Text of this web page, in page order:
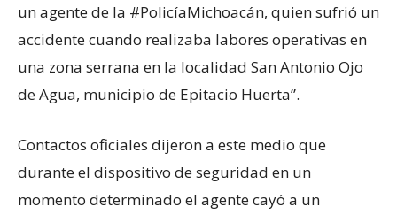
un agente de la #PolicíaMichoacán, quien sufrió un
accidente cuando realizaba labores operativas en
una zona serrana en la localidad San Antonio Ojo
de Agua, municipio de Epitacio Huerta”.
Contactos oficiales dijeron a este medio que
durante el dispositivo de seguridad en un
momento determinado el agente cayó a un